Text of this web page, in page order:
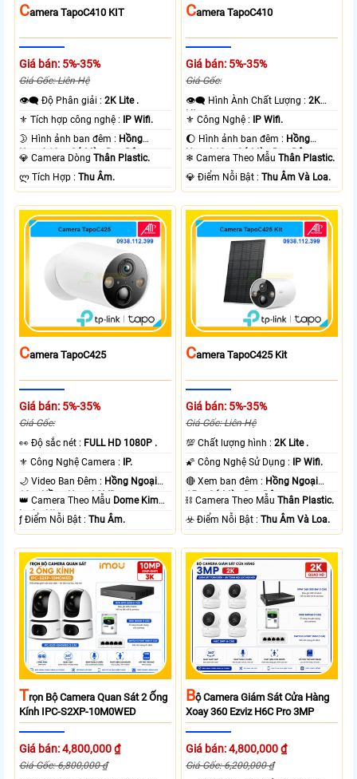
CAmera TapoC410 KIT
Giá bán: 5%-35%
Giá Gốc: Liên Hệ
👁️‍🗨 Độ Phân giải :2K Lite .
⚜️ Tích hợp công nghệ :
IP Wifi.
🌛 Hình ảnh ban đêm : Hồng
Ngoại 10m Có Màu Ban Ðêm.
💎 Camera DòngThân Plastic.
️ლ Tích Hợp :Thu Âm.
CAmera TapoC410
Giá bán: 5%-35%
Giá Gốc:
👁️‍🗨 Hình Ành Chất Lượng :2K
Lite .
⚜️ Công Nghệ :
IP Wifi.
🌔 Hình ảnh ban đêm : Hồng
Ngoại 10m Có Màu Ban Ðêm.
❄ Camera Theo MẫuThân Plastic.
️💎 Điểm Nỗi Bật :Thu Âm Và Loa.
CAmera TapoC425
Giá bán: 5%-35%
Giá Gốc:
️👀 Độ sắc nét : FULL HD 1080P .
⚜️ Công Nghệ Camera :
IP.
🌙 Video Ban Đêm : Hồng Ngoại
10m Hồng Ngoại SMD.
👑 Camera Theo Mẫu Dome Kim
loại + Nhựa.
️ƒ Điểm Nỗi Bật :Thu Âm.
CAmera TapoC425 Kit
Giá bán: 5%-35%
Giá Gốc: Liên Hệ
💯 Chất lượng hình :2K Lite .
🌠 Công Nghệ Sử Dụng :
IP Wifi.
🔴 Xem ban đêm : Hồng Ngoại
15m Có Màu Ban Ðêm.
⛓ Camera Theo MẫuThân Plastic.
️☣️ Điểm Nỗi Bật :Thu Âm Và Loa.
TRọn Bộ Camera Quan Sát 2 Ống
Kính IPC-S2XP-10M0WED
Giá bán: 4,800,000 ₫
Giá Gốc: 6,800,000 ₫
BỘ Camera Giám Sát Cửa Hàng
Xoay 360 Ezviz H6C Pro 3MP
Giá bán: 4,800,000 ₫
Giá Gốc: 6,200,000 ₫